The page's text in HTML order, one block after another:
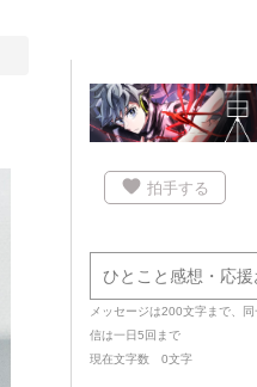
favorite 拍手する
メッセージは200文字まで、
信は一日5 回まで
現在文字数0文字